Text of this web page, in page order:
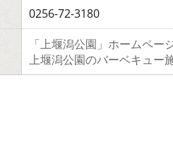
0256-72-3180
「上堰潟公園」ホームペー
上堰潟公園のバーベキュー